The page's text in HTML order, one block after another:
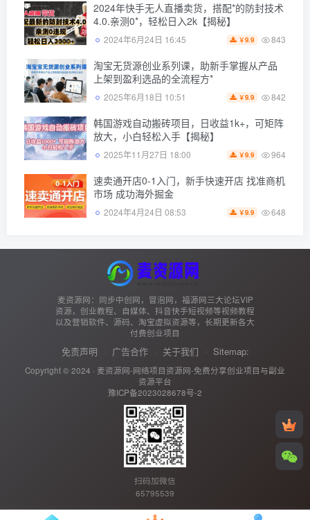
2024年快手无人直播卖货，搭配*的防封技术
4.0.亲测0*，轻松日入2k【揭秘】
2024年6月24日 16:45 ￥9.9 843
淘宝无货源创业系列课，助新手掌握从产品
上架到盈利选品的全流程方*
2025年6月18日 10:51 ￥9.9 842
韩国游戏自动搬砖项目，日收益1k+，可矩阵
放大，小白轻松入手【揭秘】
2025年11月27日 18:00 ￥9.9 964
速卖通开店0-1入门，新手快速开店 找准商机
市场 成功海外掘金
2024年4月24日 08:53 ￥9.9 648
麦资源网：同步中创网，冒泡网，福源网三大论坛VIP
资源，创业教程、自媒体、抖音快手短视频等视频教程
以及营销软件、源码、淘宝虚拟资源等，长期更新各大
付费创业项目
免责声明 广告合作 关于我们 Sitemap:
Copyright © 2024 · 麦资源网-网络项目资源网-免费分享创业项目与副业
资源平台
豫ICP备2023028678号-2
扫码加微信
65795539